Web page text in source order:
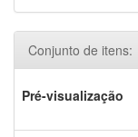
Conjunto de itens:
Pré-visualização